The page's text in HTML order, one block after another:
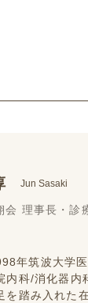
Jun Sasaki
会 理事長・診
年筑波大学医
内科/消化器内
を踏み入れた